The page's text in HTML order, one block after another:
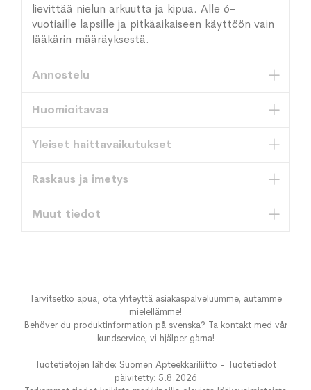
lievittää nielun arkuutta ja kipua. Alle 6-
vuotiaille lapsille ja pitkäaikaiseen käyttöön vain
lääkärin määräyksestä.
Annostelu
Huomioitavaa
Yleiset haittavaikutukset
Raskaus ja imetys
Muut tiedot
Tarvitsetko apua, ota yhteyttä asiakaspalveluumme, autamme
mielellämme!
Behöver du produktinformation på svenska? Ta kontakt med vår
kundservice, vi hjälper gärna!
Tuotetietojen lähde: Suomen Apteekkariliitto - Tuotetiedot
päivitetty: 5.8.2026